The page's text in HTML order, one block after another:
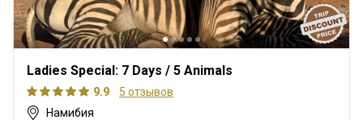
Ladies Special: 7 Days / 5 Animals
9.9
5 отзывов
Намибия